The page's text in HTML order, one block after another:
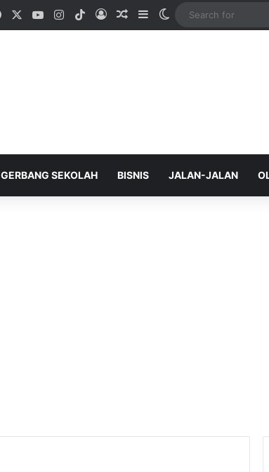
FacebookYouTubeInstagram
TikTokLog InRandom Article
SidebarSwitch skin
GERBANG SEKOLAH BISNIS JALAN-JALAN